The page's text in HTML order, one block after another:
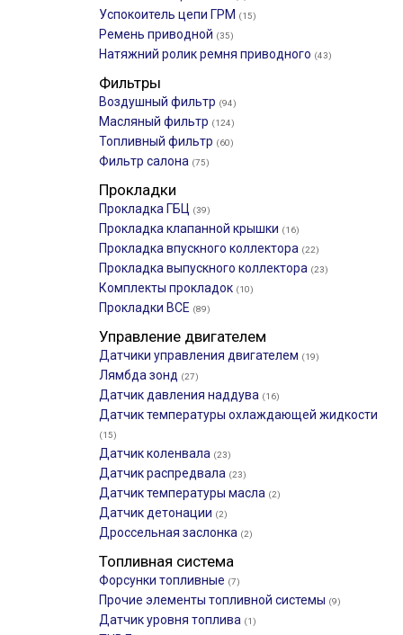
Успокоитель цепи ГРМ (15)
Ремень приводной (35)
Натяжний ролик ремня приводного (43)
Фильтры
Воздушный фильтр (94)
Масляный фильтр (124)
Топливный фильтр (60)
Фильтр салона (75)
Прокладки
Прокладка ГБЦ (39)
Прокладка клапанной крышки (16)
Прокладка впускного коллектора (22)
Прокладка выпускного коллектора (23)
Комплекты прокладок (10)
Прокладки ВСЕ (89)
Управление двигателем
Датчики управления двигателем (19)
Лямбда зонд (27)
Датчик давления наддува (16)
Датчик температуры охлаждающей жидкости
(15)
Датчик коленвала (23)
Датчик распредвала (23)
Датчик температуры масла (2)
Датчик детонации (2)
Дроссельная заслонка (2)
Топливная система
Форсунки топливные (7)
Прочие элементы топливной системы (9)
Датчик уровня топлива (1)